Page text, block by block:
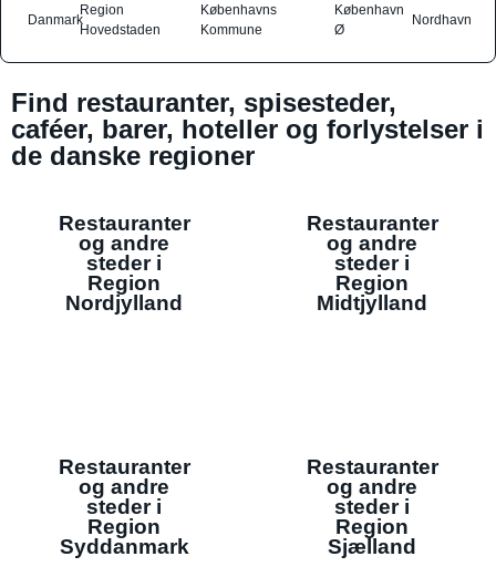
Danmark
Region
Hovedstaden
Københavns
Kommune
København
Ø
Nordhavn
Find restauranter, spisesteder,
caféer, barer, hoteller og forlystelser i
de danske regioner
Restauranter
og andre
steder i
Region
Nordjylland
Restauranter
og andre
steder i
Region
Midtjylland
Restauranter
og andre
steder i
Region
Syddanmark
Restauranter
og andre
steder i
Region
Sjælland